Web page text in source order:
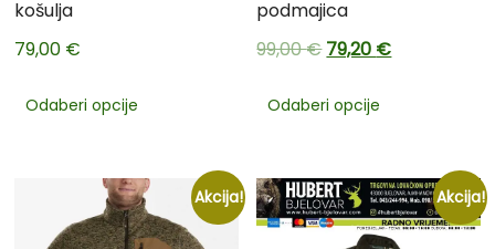
košulja
79,00 €
Odaberi opcije
podmajica
99,00€79,20 €
Odaberi opcije
Akcija! Akcija!